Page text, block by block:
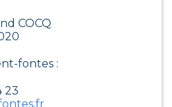
COCQ
fontes :
23